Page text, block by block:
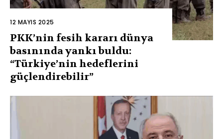
12 MAYIS 2025
PKK’nin fesih kararı dünya
basınında yankı buldu:
“Türkiye’nin hedeflerini
güçlendirebilir”